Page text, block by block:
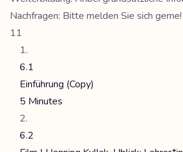
Nachfragen: Bitte melden Sie sich gerne!
11
6.1
Einführung (Copy)
5 Minutes
6.2